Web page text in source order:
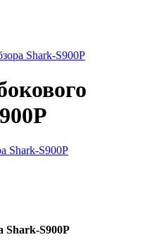
Shark-S900P
Shark-S900P